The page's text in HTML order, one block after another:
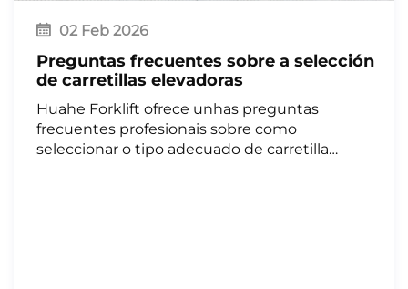
02 Feb 2026
Preguntas frecuentes sobre a selección
de carretillas elevadoras
Huahe Forklift ofrece unhas preguntas
frecuentes profesionais sobre como
seleccionar o tipo adecuado de carretilla